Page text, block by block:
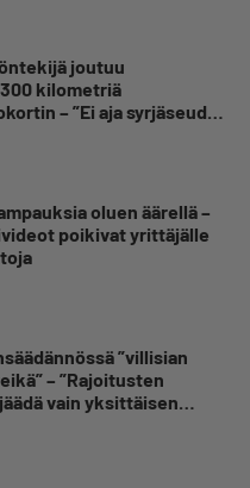
joutuu
kilometriä
– ”Ei aja syrjäseudun
oluen äärellä –
poikivat yrittäjälle
”villisian
– ”Rajoitusten
vain yksittäisen